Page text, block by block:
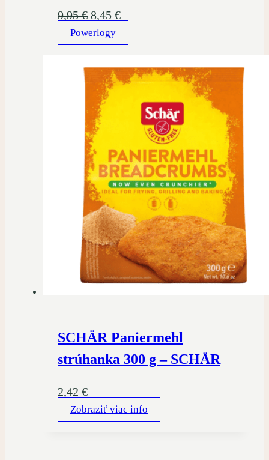
9,95€ Pôvodná
cena
9,95 €.
8,45 €Aktuálna
8,45 €.
Powerlogy
SCHÄR Paniermehl
strúhanka 300 g – SCHÄR
2,42 €
Zobraziť viac info